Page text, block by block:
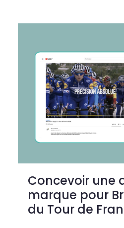
Concevoir une
marque pour
du Tour de